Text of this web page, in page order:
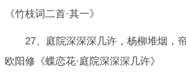
《竹枝词二首·其一》
27、庭院深深深几许，杨柳堆烟
欧阳修《蝶恋花·庭院深深深几许》